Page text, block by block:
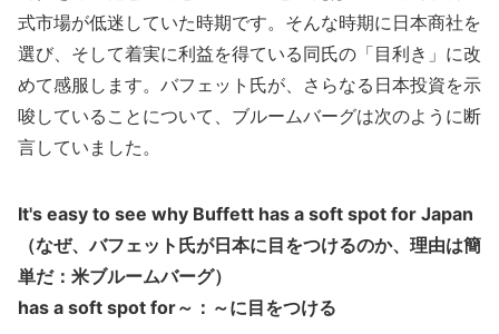
式市場が低迷していた時期です。そんな時期に日本商社を
選び、そして着実に利益を得ている同氏の「目利き」に改
めて感服します。バフェット氏が、さらなる日本投資を示
唆していることについて、ブルームバーグは次のように断
言していました。
It's easy to see why Buffett has a soft spot for Japan
（なぜ、バフェット氏が日本に目をつけるのか、理由は簡
単だ：米ブルームバーグ）
has a soft spot for～：～に目をつける